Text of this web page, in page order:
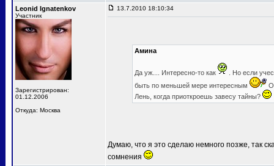
Leonid Ignatenkov
Участник
Зарегистрирован:
01.12.2006
Откуда: Москва
13.7.2010 18:10:34
Амина
Да уж.... Интересно-то как
. Но если
быть по меньшей мере интересным
Лень, когда приоткроешь завесу тайны?
Думаю, что я это сделаю немного позже, так
сомнения